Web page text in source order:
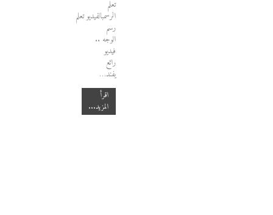
تعلم
الرسمبالفيديو تعلم
رسم
الوجه ..
فيديو
رائع
يفند…
اقرأ
المزيد...